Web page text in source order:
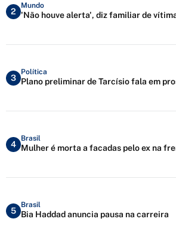
2
Mundo
'Não houve alerta', diz familiar de
3
Política
Plano preliminar de Tarcísio fala em
4
Brasil
Mulher é morta a facadas pelo ex na
5
Brasil
Bia Haddad anuncia pausa na carreira